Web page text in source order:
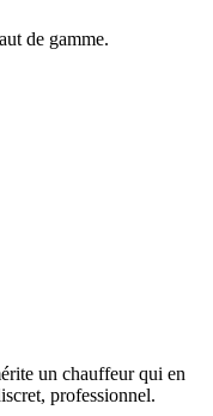
de gamme.
un chauffeur qui en
professionnel.